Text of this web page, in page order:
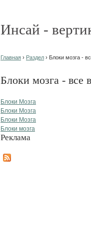
Инсай -
Главная › Раздел › Блоки мозга -
Блоки мозга - все
Блоки Мозга
Блоки Мозга
Блоки Мозга
Блоки мозга
Реклама